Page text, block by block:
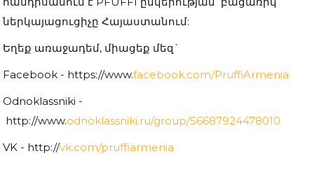
ներկայացուցիչը Հայաստանում:
Եղեք առաջադեմ, միացեք մեզ`
Facebook - https://www.facebook.com/PruffiArmenia
Odnoklassniki -
http://www.odnoklassniki.ru/group/56687924478010
VK - http://vk.com/pruffiarmenia